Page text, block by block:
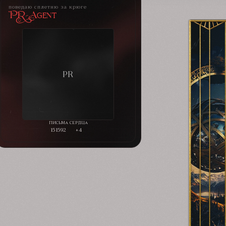
поведаю сплетню за крюге
PR-Agent
151592 +4